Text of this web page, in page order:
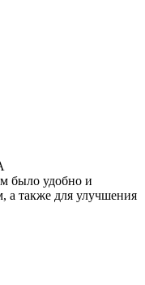
было удобно и
а также для улучшения